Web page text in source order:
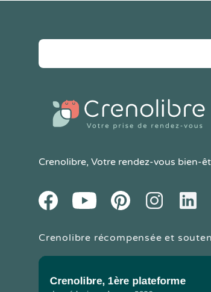
Crenolibre, Votre rendez-vous bien-
FacebookYoutube PinteresetInstagramLinkedIn
Crenolibre récompensée et